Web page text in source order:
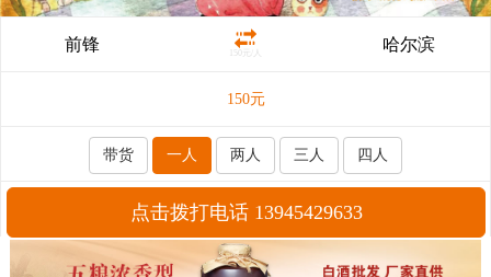
前锋 150元/人 哈尔滨
150元
带货 一人 两人 三人 四人
点击拨打电话 13945429633